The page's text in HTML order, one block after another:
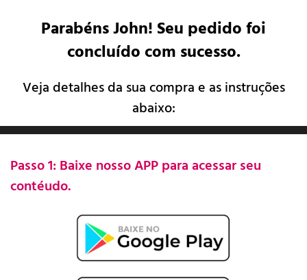
ParabénsJohn! Seu pedido foi
concluído com sucesso.
Veja detalhes da sua compra e as instruções
abaixo:
Passo 1: Baixe nosso APP para acessar seu
contéudo.